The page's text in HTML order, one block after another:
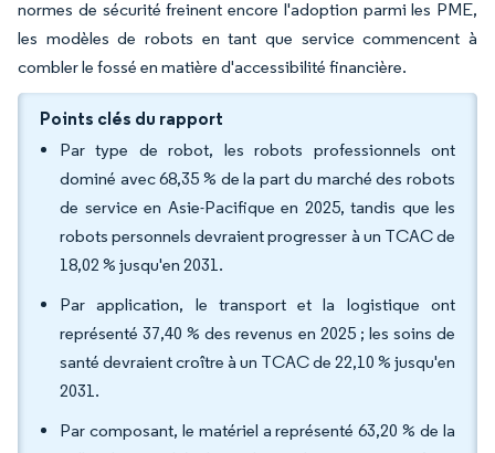
normes de sécurité freinent encore l'adoption parmi les PME,
les modèles de robots en tant que service commencent à
combler le fossé en matière d'accessibilité financière.
Points clés du rapport
Par type de robot, les robots professionnels ont
dominé avec 68,35 % de la part du marché des robots
de service en Asie-Pacifique en 2025, tandis que les
robots personnels devraient progresser à un TCAC de
18,02 % jusqu'en 2031.
Par application, le transport et la logistique ont
représenté 37,40 % des revenus en 2025 ; les soins de
santé devraient croître à un TCAC de 22,10 % jusqu'en
2031.
Par composant, le matériel a représenté 63,20 % de la